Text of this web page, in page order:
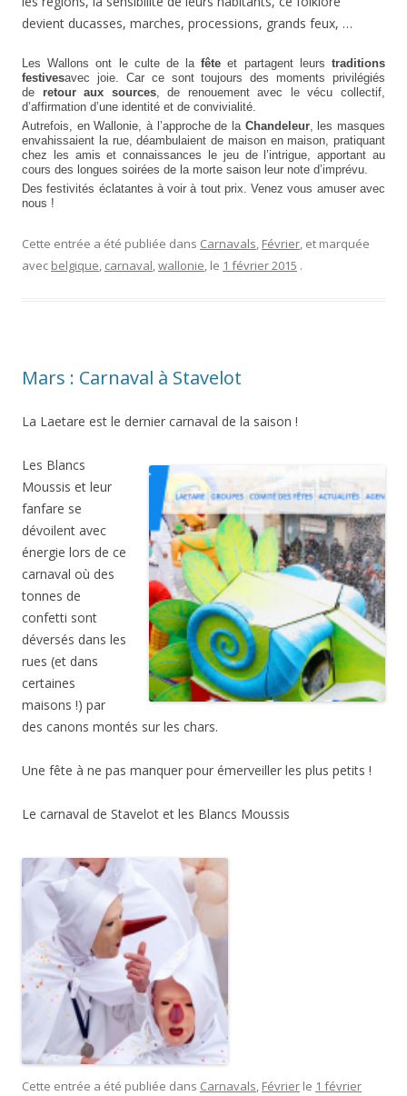
devient ducasses, marches, processions, grands feux, …
Les Wallons ont le culte de lafête et partagent leurs traditions
festivesavec joie. Car ce sont toujours des moments privilégiés
de retour aux sources, de renouement avec le vécu collectif,
d’affirmation d’une identité et de convivialité.
Autrefois, en Wallonie, à l’approche de la Chandeleur, les masques
envahissaient la rue, déambulaient de maison en maison, pratiquant
chez les amis et connaissances le jeu de l’intrigue, apportant au
cours des longues soirées de la morte saison leur note d’imprévu.
Des festivités éclatantes à voir à tout prix. Venez vous amuser avec
nous !
Cette entrée a été publiée dans Carnavals, Février, et marquée
avec belgique, carnaval,wallonie, le 1 février 2015 .
Mars : Carnaval à Stavelot
La Laetare est le dernier carnaval de la saison !
Les Blancs
Moussis et leur
fanfare se
dévoilent avec
énergie lors de ce
carnaval où des
tonnes de
confetti sont
déversés dans les
rues (et dans
certaines
maisons !) par
des canons montés sur les chars.
Une fête à ne pas manquer pour émerveiller les plus petits !
Le carnaval de Stavelot et les Blancs Moussis
Cette entrée a été publiée dans Carnavals, Février le 1 février